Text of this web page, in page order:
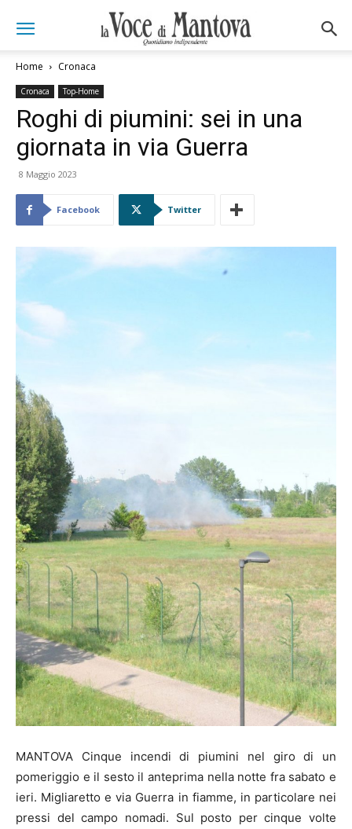
Home Cronaca
Cronaca Top-Home
Roghi di piumini: sei in una
giornata in via Guerra
8 Maggio 2023
Facebook Twitter
MANTOVA Cinque incendi di piumini nel giro di un
pomeriggio e il sesto il anteprima nella notte fra sabato e
ieri. Migliaretto e via Guerra in fiamme, in particolare nei
pressi del campo nomadi. Sul posto per cinque volte